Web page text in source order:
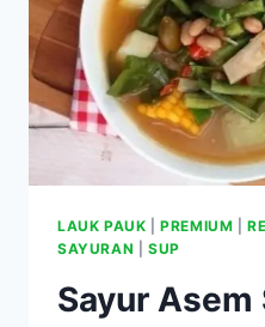
LAUK PAUK |PREMIUM |
SAYURAN
SUP
Sayur Asem